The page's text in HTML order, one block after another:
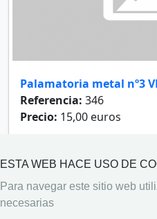
Palamatoria metal nº3
Referencia: 346
Precio: 15,00 euros
‹ 1 2 3 4
Copyright © 2026 Mil
ESTA WEB HACE USO DE
Para navegar este sitio web
necesarias